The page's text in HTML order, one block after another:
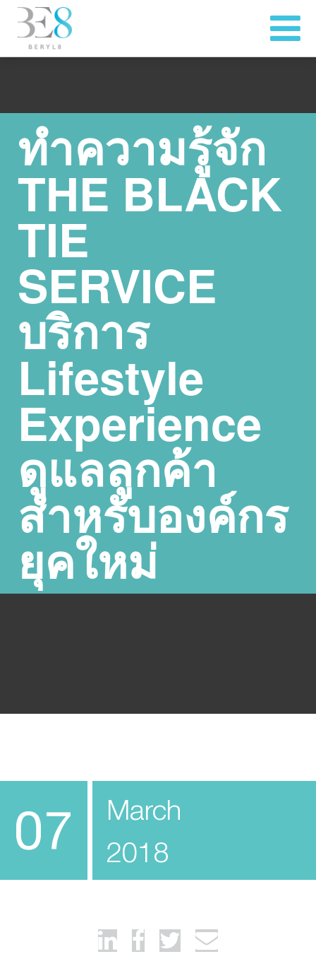
ทำความรู้จัก
THE BLACK
TIE
SERVICE
บริการ
Lifestyle
Experience
ดูแลลูกค้า
สำหรับองค์กร
ยุคใหม่
07
March
2018